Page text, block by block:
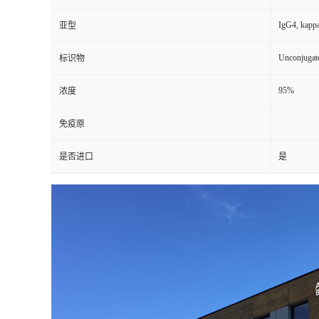
亚型 IgG4,
标识物
浓度 95%
免疫原
是否进口 是